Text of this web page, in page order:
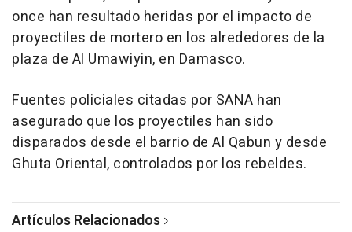
once han resultado heridas por el impacto de
proyectiles de mortero en los alrededores de la
plaza de Al Umawiyin, en Damasco.
Fuentes policiales citadas por SANA han
asegurado que los proyectiles han sido
disparados desde el barrio de Al Qabun y desde
Ghuta Oriental, controlados por los rebeldes.
Artículos Relacionados